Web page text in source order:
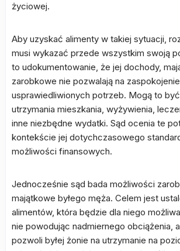
życiowej.
Aby uzyskać alimenty w takiej sytuacji,
musi wykazać przede wszystkim swoją
to udokumentowanie, że jej dochody,
zarobkowe nie pozwalają na
usprawiedliwionych potrzeb. Mogą to
utrzymania mieszkania, wyżywienia,
inne niezbędne wydatki. Sąd ocenia te
kontekście jej dotychczasowego
możliwości finansowych.
Jednocześnie sąd bada możliwości
majątkowe byłego męża. Celem jest
alimentów, która będzie dla niego
nie powodując nadmiernego obciążenia,
pozwoli byłej żonie na utrzymanie na